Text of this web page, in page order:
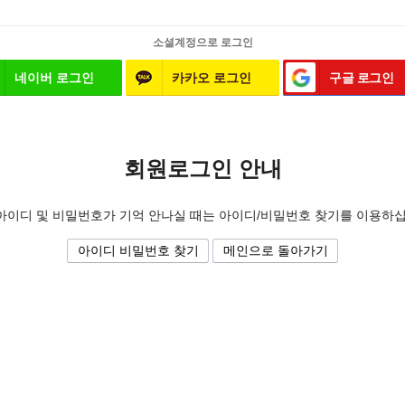
소셜계정으로 로그인
네이버 로그인 카카오 로그인 구글 로그인
회원로그인 안내
이디 및 비밀번호가 기억 안나실 때는 아이디/비밀번호 찾기를 이용하
아이디 비밀번호 찾기 메인으로 돌아가기